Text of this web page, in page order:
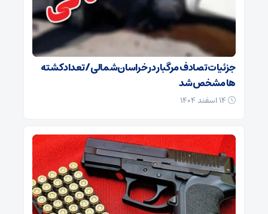
جزئیات تصادف مرگبار در خراسان‌شمالی/ تعداد کشته
ها مشخص شد